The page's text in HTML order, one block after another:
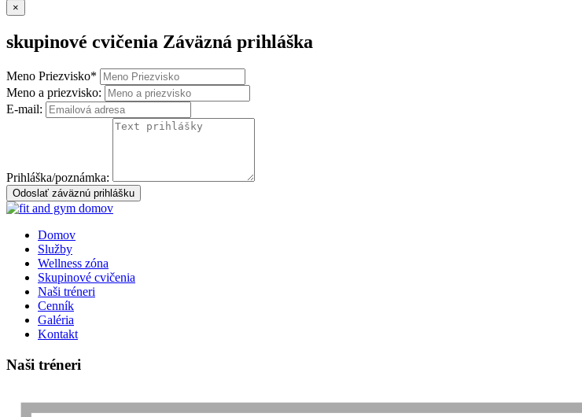
×
skupinové cvičenia Záväzná prihláška
Meno Priezvisko*
Meno a priezvisko:
E-mail:
Prihláška/poznámka:
Odoslať záväznú prihlášku
Domov
Služby
Wellness zóna
Skupinové cvičenia
Naši tréneri
Cenník
Galéria
Kontakt
Naši tréneri